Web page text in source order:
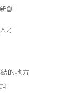
創
才
的地方